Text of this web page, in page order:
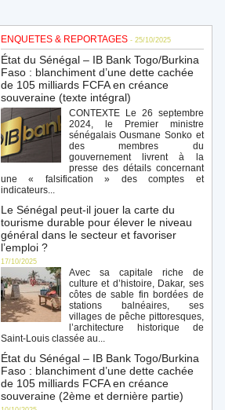
ENQUETES & REPORTAGES - 25/10/2025
État du Sénégal – IB Bank Togo/Burkina
Faso : blanchiment d’une dette cachée
de 105 milliards FCFA en créance
souveraine (texte intégral)
CONTEXTE Le 26 septembre
2024, le Premier ministre
sénégalais Ousmane Sonko et
des membres du
gouvernement livrent à la
presse des détails concernant
une « falsification » des comptes et
indicateurs...
Le Sénégal peut-il jouer la carte du
tourisme durable pour élever le niveau
général dans le secteur et favoriser
l’emploi ?
17/10/2025
Avec sa capitale riche de
culture et d’histoire, Dakar, ses
côtes de sable fin bordées de
stations balnéaires, ses
villages de pêche pittoresques,
l’architecture historique de
Saint-Louis classée au...
État du Sénégal – IB Bank Togo/Burkina
Faso : blanchiment d’une dette cachée
de 105 milliards FCFA en créance
souveraine (2ème et dernière partie)